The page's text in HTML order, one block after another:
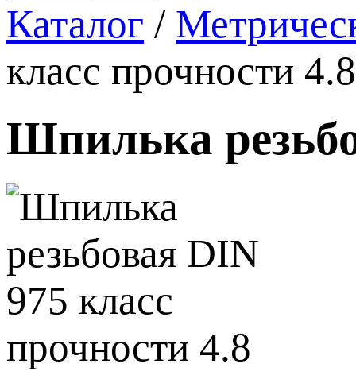
Каталог /
класс прочности 4.8
Шпилька